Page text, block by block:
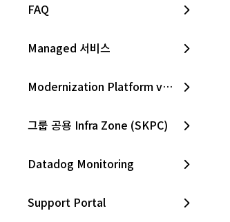
FAQ
Managed 서비스
Modernization Platform v2.0
그룹 공용 Infra Zone (SKPC)
Datadog Monitoring
Support Portal